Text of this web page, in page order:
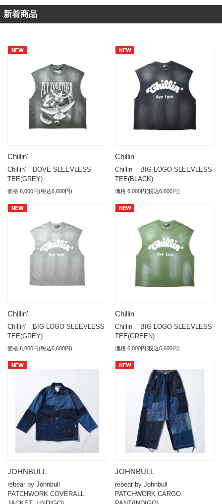
新着商品
Chillin'
Chillin’ DOVE SLEEVLESS
TEE(GREY)
価格 6,000円(税込6,600円)
Chillin'
Chillin’ BIG LOGO SLEEVLESS
TEE(BLACK)
価格 6,000円(税込6,600円)
Chillin'
Chillin’ BIG LOGO SLEEVLESS
TEE(GREY)
価格 6,000円(税込6,600円)
Chillin'
Chillin’ BIG LOGO SLEEVLESS
TEE(GREEN)
価格 6,000円(税込6,600円)
JOHNBULL
rebear by Johnbull
PATCHWORK COVERALL
JOHNBULL
rebear by Johnbull
PATCHWORK CARGO